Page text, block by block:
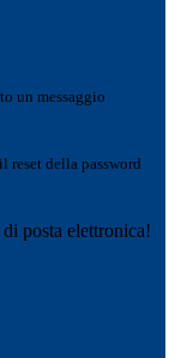
un messaggio
reset della password
posta elettronica!